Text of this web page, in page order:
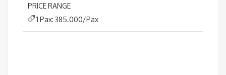
PRICE RANGE
1 Pax: 385.000/Pax